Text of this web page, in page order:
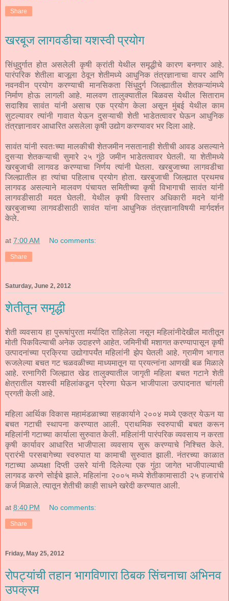
Share
खरबूज लागवडीचा यशस्वी प्रयोग
सिंधुदुर्गात होत असलेली कृषी क्रांती येथील समृद्धीचे कारण बनणार आहे.
पारंपरिक शेतीला बाजूला ठेवून शेतीमध्ये आधुनिक तंत्रज्ञानाचा वापर आणि
नवनवीन प्रयोग करण्याची मानसिकता सिंधुदुर्ग जिल्ह्यातील शेतकऱ्यांमध्ये
निर्माण होऊ लागली आहे. मालवण तालुक्यातील बिळवस येथील सिताराम
सदाशिव सावंत यांनी असाच एक प्रयोग केला असून मुंबई येथील काम
सुटल्यावर त्यांनी गावात येऊन दुसऱ्याची शेती भाडेतत्वावर घेऊन आधुनिक
तंत्रज्ञानावर आधारित असलेला कृषी उद्योग करण्यावर भर दिला आहे.
सावंत यांनी स्वतःच्या मालकीची शेतजमीन नसतानाही शेतीची आवड असल्याने
दुसऱ्या शेतकऱ्याची सुमारे २५ गुंठे जमीन भाडेतत्वावर घेतली. या शेतीमध्ये
खरबुजाची लागवड करण्याचा निर्णय त्यांनी घेतला. खरबुजाच्या लागवडीचा
जिल्ह्यातील हा त्यांचा पहिलाच प्रयोग होता. खरबुजाची जिल्ह्यात प्रथमच
लागवड असल्याने मालवण पंचायत समितीच्या कृषी विभागाची सावंत यांनी
लागवडीसाठी मदत घेतली. येथील कृषी विस्तार अधिकारी मदने यांनी
खरबुजाच्या लागवडीसाठी सावंत यांना आधुनिक तंत्रज्ञानाविषयी मार्गदर्शन
केले.
at 7:00 AM No comments:
Share
Saturday, June 2, 2012
शेतीतून समृद्धी
शेती व्यवसाय हा पुरूषांपुरता मर्यादित राहिलेला नसून महिलांनीदेखील मातीतून
मोती पिकविल्याची अनेक उदाहरणे आहेत. जमिनीची मशागत करण्यापासून कृषी
उत्पादनांच्या प्रक्रिया उद्योगापर्यंत महिलांनी झेप घेतली आहे. ग्रामीण भागात
रूजलेल्या बचत गट चळवळीच्या माध्यमातून या प्रयत्नांना आणखी बळ मिळाले
आहे. रत्नागिरी जिल्ह्यात खेड तालुक्यातील जागृती महिला बचत गटाने शेती
क्षेत्रातील यशस्वी महिलांकडून प्रेरणा घेऊन भाजीपाला उत्पादनात चांगली
प्रगती केली आहे.
महिला आर्थिक विकास महामंडळाच्या सहकार्याने २००४ मध्ये एकत्र येऊन या
बचत गटाची स्थापना करण्यात आली. प्राथमिक स्वरुपाची बचत करून
महिलांनी गटाच्या कार्याला सुरुवात केली. महिलांनी पारंपरिक व्यवसाय न करता
कृषी कार्यावर आधारित भाजीपाला व्यवसाय सुरू करण्याचे निश्चित केले.
प्रारंभी परसबागेच्या स्वरुपात या कामाची सुरुवात झाली. नंतरच्या काळात
गटाच्या अध्यक्षा दिप्ती उसरे यांनी दिलेल्या एक गुंठा जागेत भाजीपाल्याची
लागवड करणे सोईचे झाले. महिलांना २००५ मध्ये शेतीकामासाठी २५ हजारांचे
कर्ज मिळाले. त्यातून शेतीची काही साधने खरेदी करण्यात आली.
at 8:40 PM No comments:
Share
Friday, May 25, 2012
रोपट्यांची तहान भागविणारा ठिबक सिंचनाचा अभिनव
उपक्रम